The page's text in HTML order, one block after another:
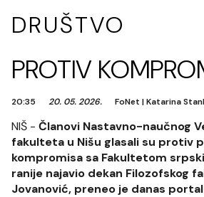
DRUŠTVO
PROTIV
20:35 20. 05. 2026. FoNet |Katarina
NIŠ - Članovi Nastavno-naučnog
fakulteta u Nišu glasali su protiv
kompromisa sa Fakultetom
ranije najavio dekan Filozofskog
Jovanović, preneo je danas